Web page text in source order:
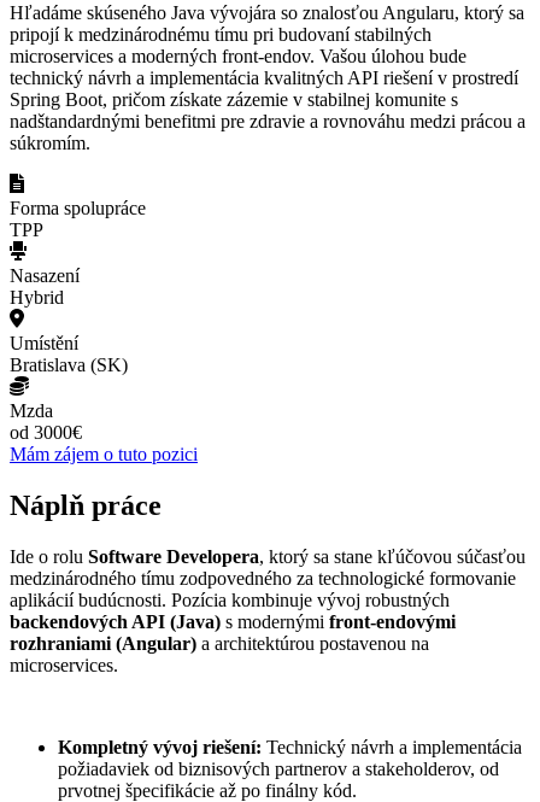
Hľadáme skúseného Java vývojára so znalosťou Angularu, ktorý sa
pripojí k medzinárodnému tímu pri budovaní stabilných
microservices a moderných front-endov. Vašou úlohou bude
technický návrh a implementácia kvalitných API riešení v prostredí
Spring Boot, pričom získate zázemie v stabilnej komunite s
nadštandardnými benefitmi pre zdravie a rovnováhu medzi prácou a
súkromím.
Forma spolupráce
TPP
Nasazení
Hybrid
Umístění
Bratislava (SK)
Mzda
od 3000€
Mám zájem o tuto pozici
Náplň práce
Ide o rolu Software Developera, ktorý sa stane kľúčovou súčasťou
medzinárodného tímu zodpovedného za technologické formovanie
aplikácií budúcnosti. Pozícia kombinuje vývoj robustných
backendových API (Java) s modernými front-endovými
rozhraniami (Angular) a architektúrou postavenou na
microservices.
Kompletný vývoj riešení: Technický návrh a implementácia
požiadaviek od biznisových partnerov a stakeholderov, od
prvotnej špecifikácie až po finálny kód.